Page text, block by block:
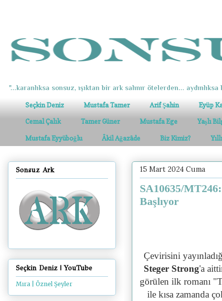
"...karanlıksa sonsuz, ışıktan bir ark salınır ötelerden... aydınlıksa
Seçkin Deniz Mustafa Tamer Arif Şahin Eyüp
Cemal Çalık Tamer Güner Mustafa Ege Yaşlı
Mustafa Eyyüboğlu Âkil Ağazâde Biz Kimiz?
15 Mart 2024 Cuma
SA10635/
Başlıyor
Çevirisini
Steger Strong'a
görülen ilk romanı
ilekısa zamanda
Sonsuz Ark
Seçkin Deniz | YouTube
Mıra | Öznel Şeyler